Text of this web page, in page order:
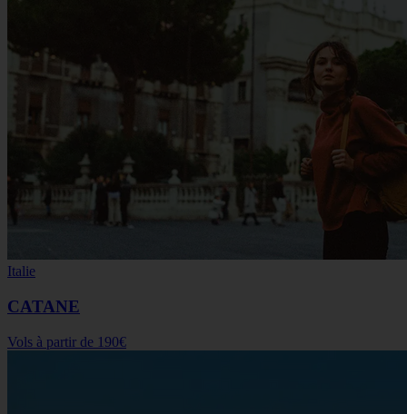
Italie
CATANE
Vols à partir de 190€